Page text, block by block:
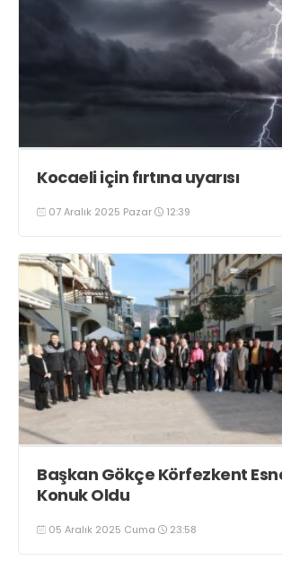
Kocaeli için fırtına uyarısı
07 Aralık 2025 Pazar 12:39
Başkan Gökçe Körfezkent
Konuk Oldu
05 Aralık 2025 Cuma 23:58